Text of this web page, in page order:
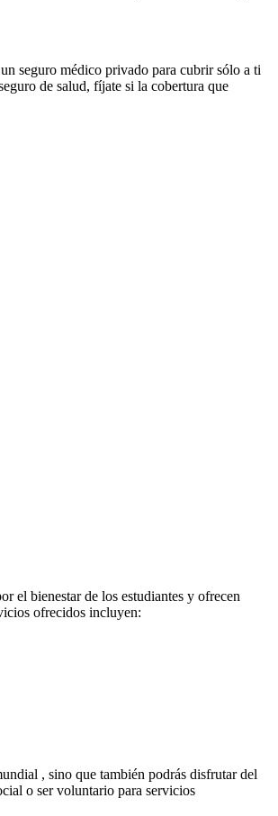
seguro médico privado para cubrir sólo a ti
de salud, fíjate si la cobertura que
el bienestar de los estudiantes y ofrecen
ofrecidos incluyen:
, sino que también podrás disfrutar del
o ser voluntario para servicios